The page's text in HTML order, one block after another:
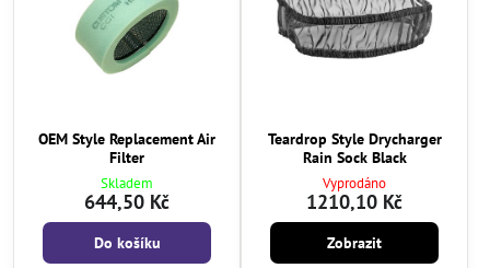
OEM Style Replacement Air
Filter
Skladem
644,50 Kč
Do košíku
Teardrop Style Drycharger
Rain Sock Black
Vyprodáno
1210,10 Kč
Zobrazit